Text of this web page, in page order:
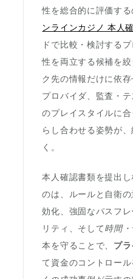
性を総合的に評価する
ンラインカジノ 本人
ドで比較・検討する
性を両立する候補を
ク先の情報だけに依
プロバイダ、監査・
のプレイスタイルに
らし合わせる姿勢が
く。
本人確認書類を提出
のは、ルールと自衛
効化、強固なパスフ
リティ、そして時間
本を守ることで、 プ
て資金のコントロー